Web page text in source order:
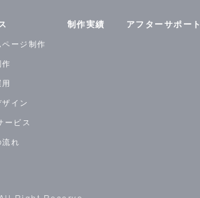
ページ制作
イン
ービス
れ
制作実績 アフターサポート